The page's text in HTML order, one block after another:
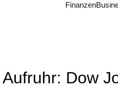
Finanzen
Dow